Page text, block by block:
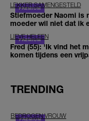
LEKKER SAMENGESTELD
Stiefmoeder Naomi is
moeder wil niet dat ik
LIEVE HELEEN
Fred (55): 'Ik vind het
komen tijdens een
TRENDING
BEDROGEN VROUW